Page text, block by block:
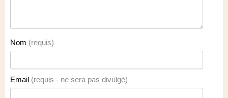
Nom (requis)
Email (requis - ne sera pas divulgé)